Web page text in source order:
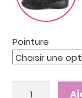
Pointure